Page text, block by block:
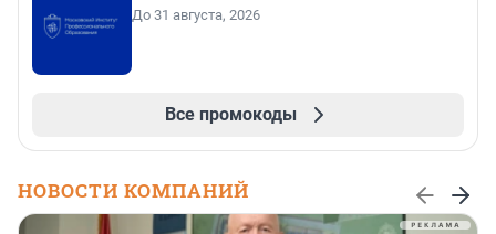
До 31 августа, 2026
Все промокоды
НОВОСТИ КОМПАНИЙ